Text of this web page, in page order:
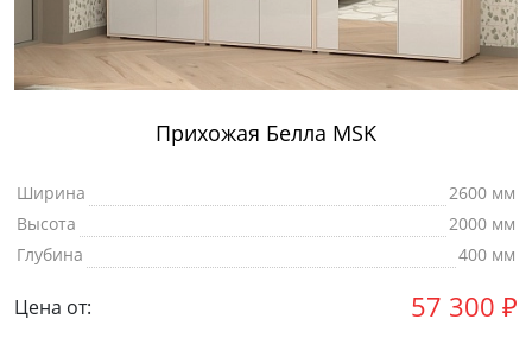
Прихожая Белла MSK
Ширина
2600 мм
Высота
2000 мм
Глубина
400 мм
Цена от: 57 300 ₽